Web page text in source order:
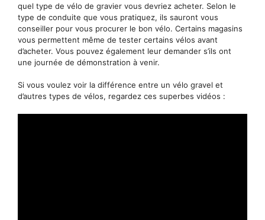
quel type de vélo de gravier vous devriez acheter. Selon le
type de conduite que vous pratiquez, ils sauront vous
conseiller pour vous procurer le bon vélo. Certains magasins
vous permettent même de tester certains vélos avant
d’acheter. Vous pouvez également leur demander s’ils ont
une journée de démonstration à venir.
Si vous voulez voir la différence entre un vélo gravel et
d’autres types de vélos, regardez ces superbes vidéos :